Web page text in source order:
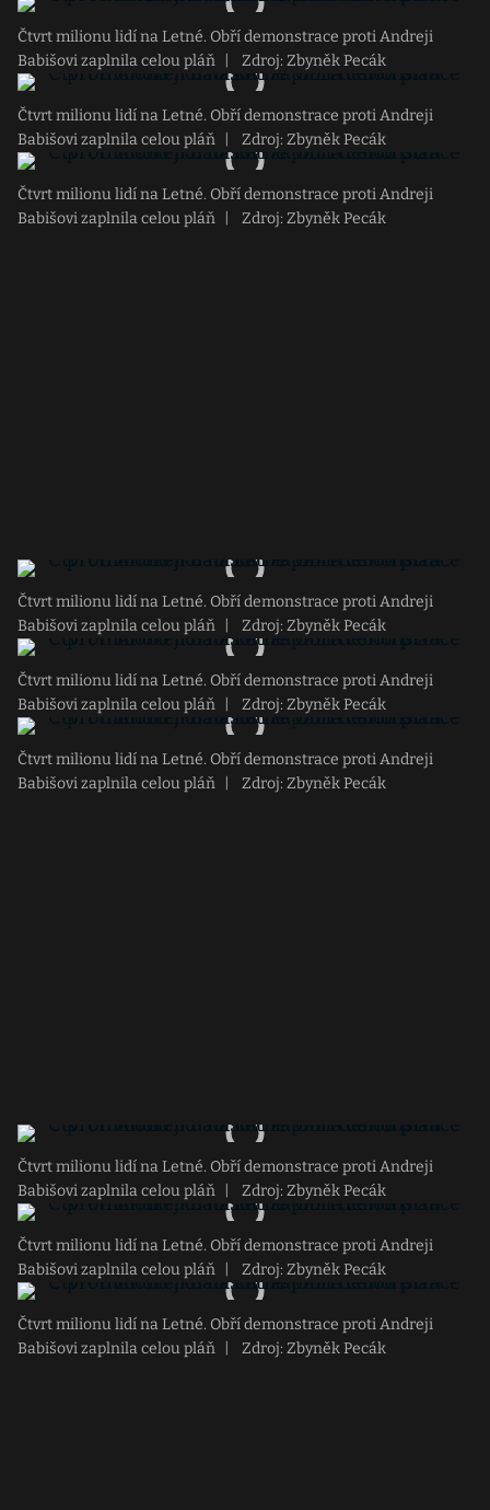
Čtvrt milionu lidí na Letné. Obří demonstrace proti Andreji
Babišovi zaplnila celou pláň
Zdroj: Zbyněk Pecák
Čtvrt milionu lidí na Letné. Obří demonstrace proti Andreji
Babišovi zaplnila celou pláň
Zdroj: Zbyněk Pecák
Čtvrt milionu lidí na Letné. Obří demonstrace proti Andreji
Babišovi zaplnila celou pláň
Zdroj: Zbyněk Pecák
Čtvrt milionu lidí na Letné. Obří demonstrace proti Andreji
Babišovi zaplnila celou pláň
Zdroj: Zbyněk Pecák
Čtvrt milionu lidí na Letné. Obří demonstrace proti Andreji
Babišovi zaplnila celou pláň
Zdroj: Zbyněk Pecák
Čtvrt milionu lidí na Letné. Obří demonstrace proti Andreji
Babišovi zaplnila celou pláň
Zdroj: Zbyněk Pecák
Čtvrt milionu lidí na Letné. Obří demonstrace proti Andreji
Babišovi zaplnila celou pláň
Zdroj: Zbyněk Pecák
Čtvrt milionu lidí na Letné. Obří demonstrace proti Andreji
Babišovi zaplnila celou pláň
Zdroj: Zbyněk Pecák
Čtvrt milionu lidí na Letné. Obří demonstrace proti Andreji
Babišovi zaplnila celou pláň
Zdroj: Zbyněk Pecák